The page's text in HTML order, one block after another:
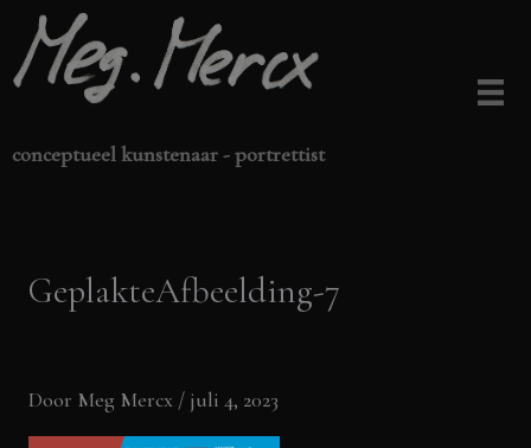
naar
de
conceptueel kunstenaar - portrettist
GeplakteAfbeelding-7
Door Meg Mercx / juli 4, 2023